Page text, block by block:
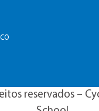
reservados –